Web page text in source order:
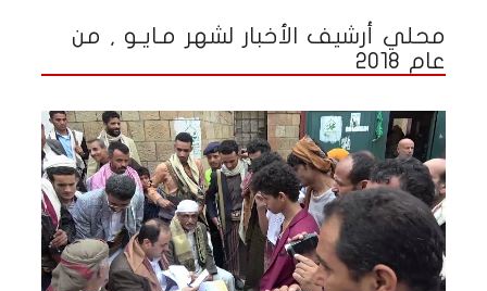
محلي أرشيف الأخبار لشهر مـايـو , من
عام 2018